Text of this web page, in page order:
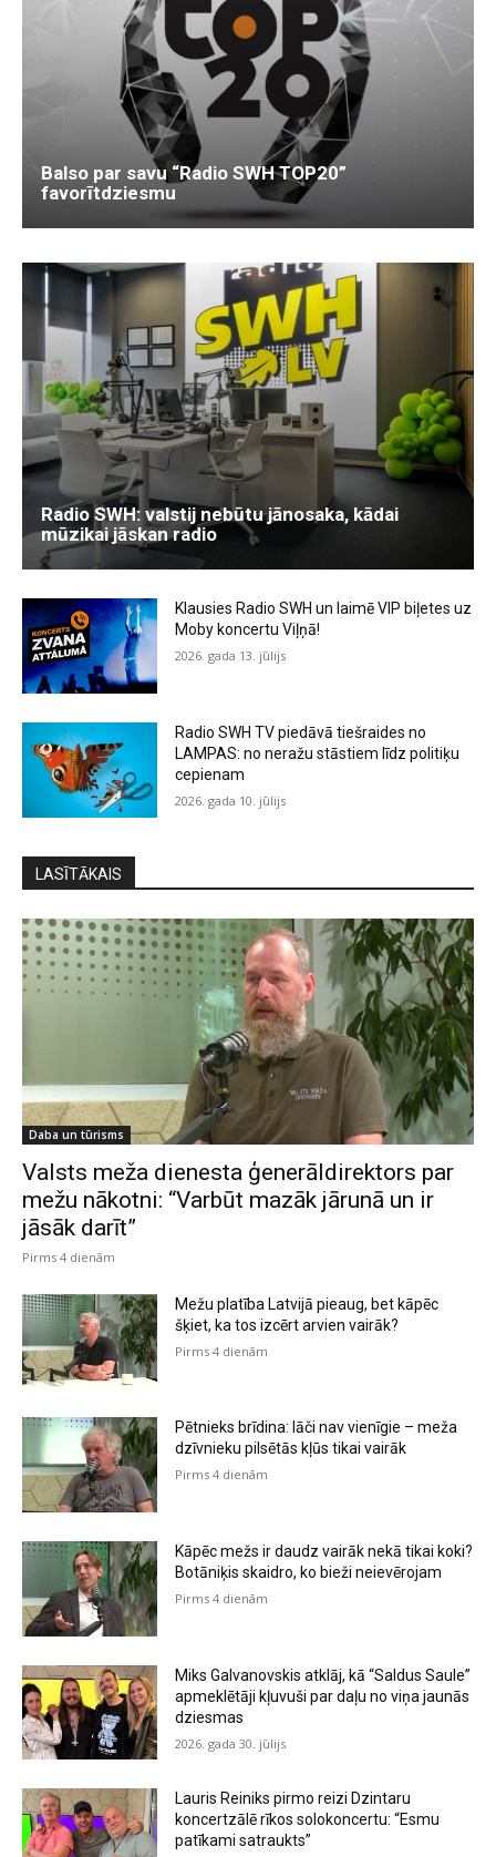
Balso par savu “Radio SWH TOP20”
favorītdziesmu
Radio SWH: valstij nebūtu jānosaka, kādai
mūzikai jāskan radio
Klausies Radio SWH un laimē VIP biļetes uz
Moby koncertu Viļņā!
2026. gada 13. jūlijs
Radio SWH TV piedāvā tiešraides no
LAMPAS: no neražu stāstiem līdz politiķu
cepienam
2026. gada 10. jūlijs
LASĪTĀKAIS
Daba un tūrisms
Valsts meža dienesta ģenerāldirektors par
mežu nākotni: “Varbūt mazāk jārunā un ir
jāsāk darīt”
Pirms 4 dienām
Mežu platība Latvijā pieaug, bet kāpēc
šķiet, ka tos izcērt arvien vairāk?
Pirms 4 dienām
Pētnieks brīdina: lāči nav vienīgie – meža
dzīvnieku pilsētās kļūs tikai vairāk
Pirms 4 dienām
Kāpēc mežs ir daudz vairāk nekā tikai koki?
Botāniķis skaidro, ko bieži neievērojam
Pirms 4 dienām
Miks Galvanovskis atklāj, kā “Saldus Saule”
apmeklētāji kļuvuši par daļu no viņa jaunās
dziesmas
2026. gada 30. jūlijs
Lauris Reiniks pirmo reizi Dzintaru
koncertzālē rīkos solokoncertu: “Esmu
patīkami satraukts”